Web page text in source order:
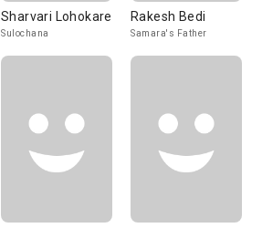
Sharvari Lohokare
Sulochana
Rakesh Bedi
Samara's Father